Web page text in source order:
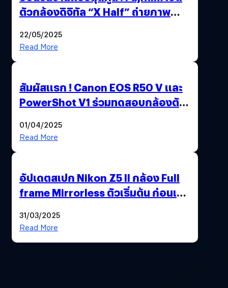
ตัวกล้องดิจิทัล “X Half” ถ่ายภาพ
22/05/2025
Read More
สัมผัสแรก ! Canon EOS R50 V และ
PowerShot V1 ร่วมทดสอบกล้องตัว
01/04/2025
Read More
อัปเดตสเปก Nikon Z5 II กล้อง Full
frame Mirrorless ตัวเริ่มต้น ก่อนเปิด
31/03/2025
Read More